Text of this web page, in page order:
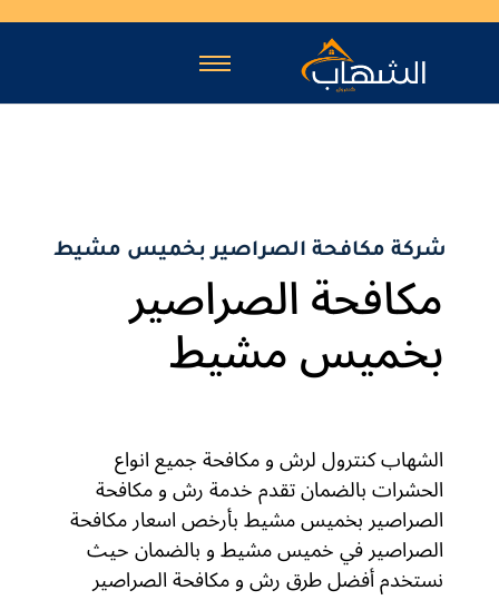
شركة مكافحة الصراصير بخميس مشيط
مكافحة الصراصير
بخميس مشيط
الشهاب كنترول لرش و مكافحة جميع انواع
الحشرات بالضمان تقدم خدمة رش و مكافحة
الصراصير بخميس مشيط بأرخص اسعار مكافحة
الصراصير في خميس مشيط و بالضمان حيث
نستخدم أفضل طرق رش و مكافحة الصراصير